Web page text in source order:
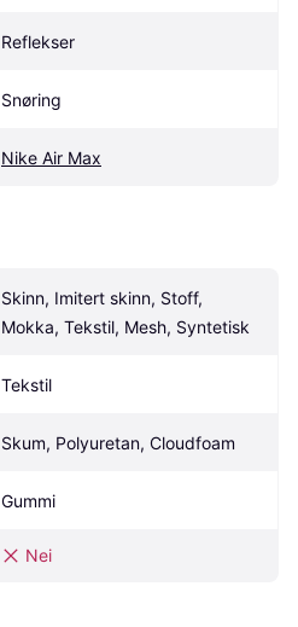
Reflekser
Snøring
Nike Air Max
Skinn, Imitert skinn, Stoff,
Mokka, Tekstil, Mesh, Syntetisk
Tekstil
Skum, Polyuretan, Cloudfoam
Gummi
Nei